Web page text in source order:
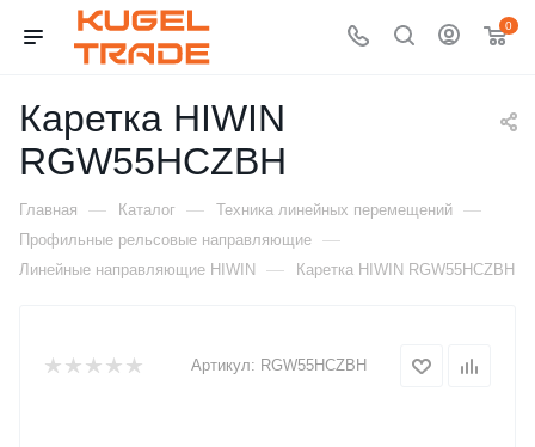
0
Каретка HIWIN
RGW55HCZBH
Главная — Каталог — Техника линейных перемещений —
Профильные рельсовые направляющие —
Линейные направляющие HIWIN — Каретка HIWIN RGW55HCZBH
Артикул: RGW55HCZBH